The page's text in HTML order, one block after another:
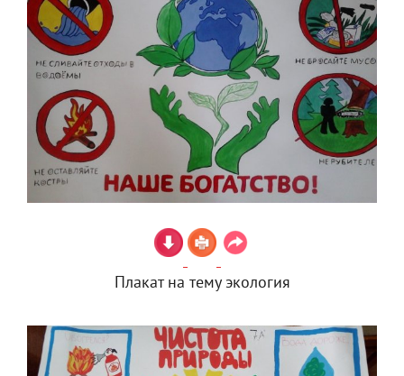
Плакат на тему экология